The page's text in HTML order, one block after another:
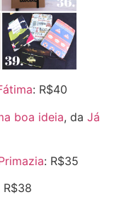
: R$40
boa ideia, da Já
: R$35
R$38